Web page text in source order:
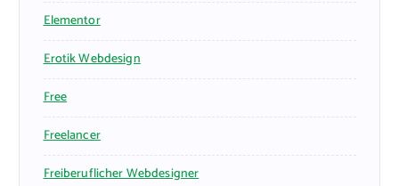
Elementor
Erotik Webdesign
Free
Freelancer
Freiberuflicher Webdesigner